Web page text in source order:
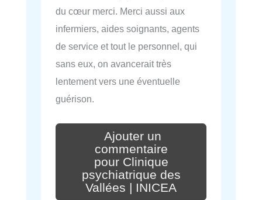
du cœur merci. Merci aussi aux
infermiers, aides soignants, agents
de service et tout le personnel, qui
sans eux, on avancerait très
lentement vers une éventuelle
guérison.
Ajouter un
commentaire
pour Clinique
psychiatrique des
Vallées | INICEA